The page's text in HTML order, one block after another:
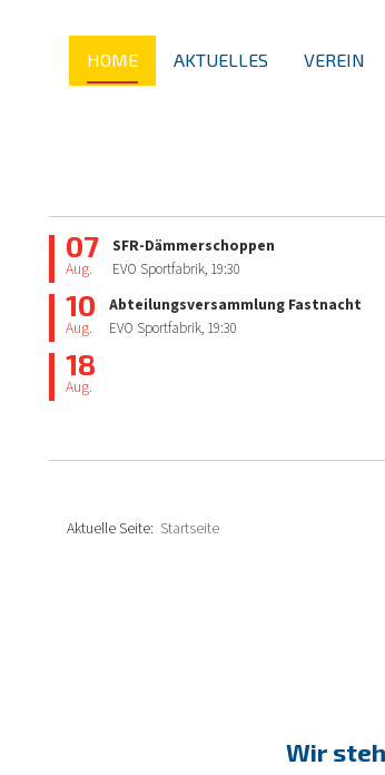
HOME AKTUELLES VEREIN
07
Aug.
SFR-Dämmerschoppen
EVO Sportfabrik, 19:30
10
Aug.
Abteilungsversammlung Fastnacht
EVO Sportfabrik, 19:30
18
Aug.
Aktuelle Seite: Startseite
Wir